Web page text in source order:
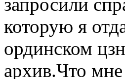
которую я
ординском
архив.Что